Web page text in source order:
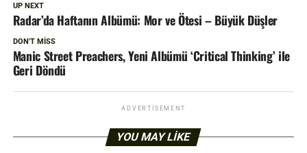
UP NEXT
Radar’da Haftanın Albümü: Mor ve Ötesi – Büyük Düşler
DON'T MISS
Manic Street Preachers, Yeni Albümü ‘Critical Thinking’ ile
Geri Döndü
ADVERTISEMENT
YOU MAY LIKE